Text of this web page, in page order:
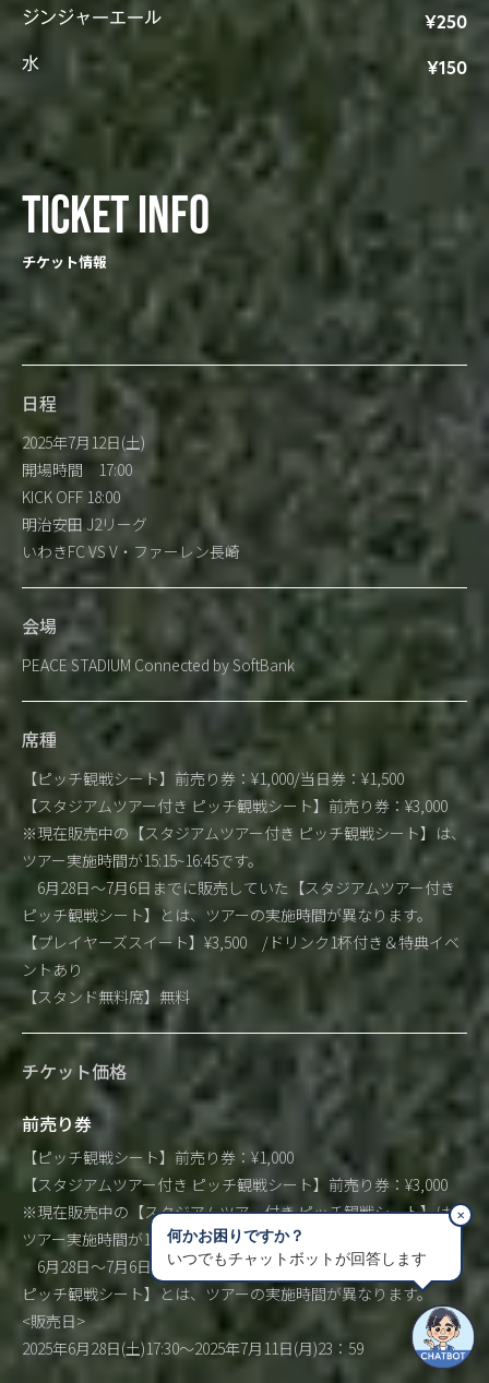
ジンジャーエール
¥250
水
¥150
TICKET INFO
チケット情報
日程
2025年7月12日(土)
開場時間 17:00
KICK OFF 18:00
明治安田 J2リーグ
いわきFC VS V・ファーレン長崎
会場
PEACE STADIUM Connected by SoftBank
席種
【ピッチ観戦シート】前売り券：¥1,000/当日券：¥1,500
【スタジアムツアー付き ピッチ観戦シート】前売り券：¥3,000
※現在販売中の【スタジアムツアー付き ピッチ観戦シート】は、
ツアー実施時間が15:15~16:45です。
6月28日～7月6日までに販売していた【スタジアムツアー付き
ピッチ観戦シート】とは、ツアーの実施時間が異なります。
【プレイヤーズスイート】¥3,500 /ドリンク1杯付き＆特典イベ
ントあり
【スタンド無料席】無料
チケット価格
前売り券
【ピッチ観戦シート】前売り券：¥1,000
【スタジアムツアー付き ピッチ観戦シート】前売り券：¥3,000
※現在販売中の【スタジアムツアー付き ピッチ観戦シート】は、
ツアー実施時間が15:15~16:45です。
6月28日～7月6日までに販売していた【スタジアムツアー付き
ピッチ観戦シート】とは、ツアーの実施時間が異なります。
<販売日>
2025年6月28日(土)17:30～2025年7月11日(月)23：59
何かお困りですか？
いつでもチャットボットが回答します
✕